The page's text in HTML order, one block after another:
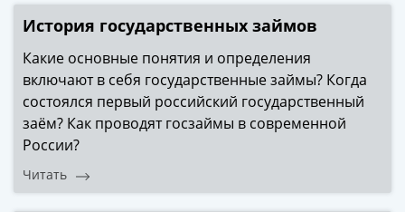
1462)
Псков
(1425-­
(1420-­
1478)
Суздальское
История государственных займов
Какие основные понятия и определения
включают в себя государственные займы? Когда
состоялся первый российский государственный
заём? Как проводят госзаймы в современной
России?
Читать